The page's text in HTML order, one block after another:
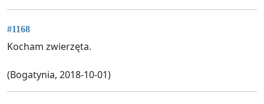
#1168
Kocham zwierzęta.
(Bogatynia, 2018-10-01)